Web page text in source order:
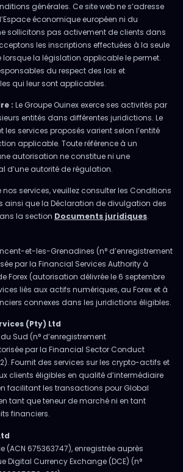
générales. Ce site web ne s’adresse
économique européen ni du
sollicitons pas activement de clients dans
les inscriptions effectuées à la seule
la législation applicable le permet.
du respect des lois et
qui leur sont applicables.
: Le Groupe Ouinex exerce ses activités par
entités dans différentes juridictions. Le
services proposés varient selon l’entité
applicable. Toute référence à un
autorisation ne constitue ni une
d’une autorité de régulation.
nos services, veuillez consulter les Conditions
ainsi que la Déclaration de divulgation des
la section Documents juridiques.
et-les-Grenadines (n° d’enregistrement
par la Financial Services Authority à
Forex (autorisation délivrée le 6 septembre
liés aux actifs numériques, au Forex et à
connexes dans les juridictions éligibles.
(Pty) Ltd
Sud (n° d’enregistrement
par la Financial Sector Conduct
Fournit des services sur les crypto-actifs et
clients éligibles en qualité d’intermédiaire
facilitant les transactions pour Global
en tant que teneur de marché ni en tant
financiers.
(ACN 675363747), enregistrée auprès
Digital Currency Exchange (DCE) (n°